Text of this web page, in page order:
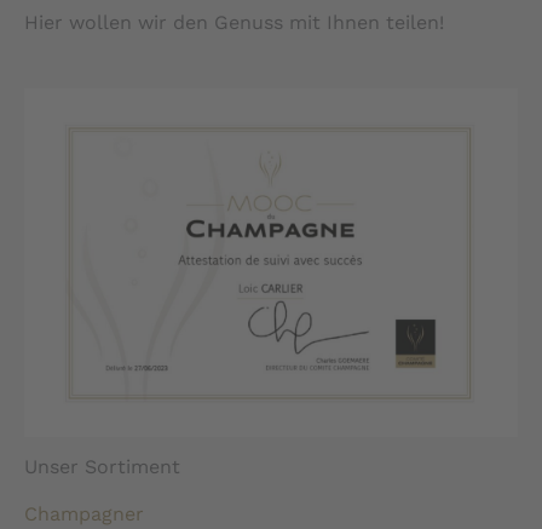
Hier wollen wir den Genuss mit Ihnen teilen!
Unser Sortiment
Champagner